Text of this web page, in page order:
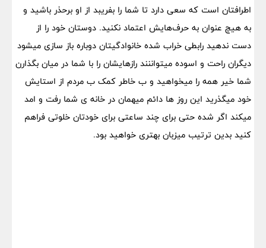
اطرافتان است که سعی دارد تا شما را بفریبد از او برحذر باشید و
به هیچ عنوان به حرف‌هایش اعتماد نکنید. دوستان خود را از
دست ندهید رابطی خراب شده خانوادگیتان دوباره باز سازی میشود
دیگران راحت و اسوده میتواننند رازهایشان را با شما در میان بگذارن
شما خیر همه را میخواهید و ب خاطر کمک ب مردم از استایش
خود میگذرید این روز ها دائم میهمان در خانه ی شما رفت و امد
میکند اگر شده حتی برای چند ساعتی برای خودتان خلوتی فراهم
کنید بدین ترتیب میزبان بهتری خواهید بود.